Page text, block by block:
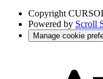
Copyright
Powered by Scroll
Manage cookie